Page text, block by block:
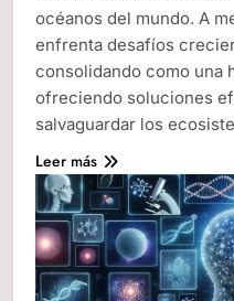
océanos del mundo. A
enfrenta desafíos
consolidando como una
ofreciendo soluciones
salvaguardar los
Leer más